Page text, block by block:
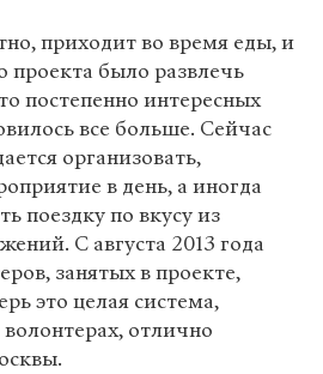
приходит во время еды, и
проекта было развлечь
постепенно интересных
все больше. Сейчас
организовать,
в день, а иногда
поездку по вкусу из
С августа 2013 года
занятых в проекте,
это целая система,
отлично